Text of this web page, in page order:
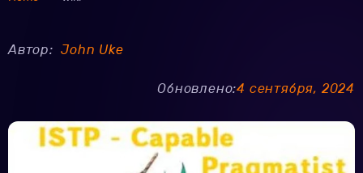
Автор:John Uke
Обновлено:4 сентября, 2024